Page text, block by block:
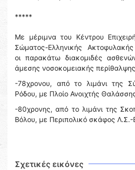
*****
Με μέριμνα του Κέντρου
Σώματος-Ελληνικής
οι παρακάτω διακομιδές
άμεσης νοσοκομειακής
-78χρονου, από το λιμάνι της
Ρόδου, με Πλοίο Ανοιχτής
-80χρονης, από το λιμάνι της
Βόλου, με Περιπολικό σκάφος
Σχετικές εικόνες